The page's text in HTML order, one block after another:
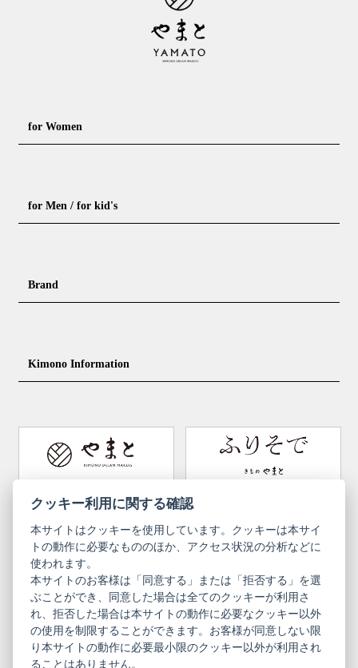
for Women
Casual kimono Outerwear
Footwear ＆ bag
Convenient item Machining options
Obi (made in Okinawa)
for Men / for kid's
Men's Yukata Obi for men
Brand
Y. & SONS THE YARD
Kimono Information
Newsletter User Guide
Privacy Policy Inquiries
Information Pursuant to the Act on
Specified Commercial Transactions Terms of Use
クッキー利用に関する確認
本サイトはクッキーを使用しています。クッキーは本サイ
トの動作に必要なもののほか、アクセス状況の分析などに
使われます。
本サイトのお客様は「同意する」または「拒否する」を選
ぶことができ、同意した場合は全てのクッキーが利用さ
れ、拒否した場合は本サイトの動作に必要なクッキー以外
の使用を制限することができます。お客様が同意しない限
り本サイトの動作に必要最小限のクッキー以外が利用され
ることはありません。